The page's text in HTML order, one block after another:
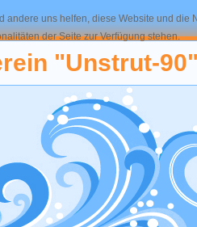
"Unstrut-
uns helfen, diese Website und
der Seite zur Verfügung stehen.